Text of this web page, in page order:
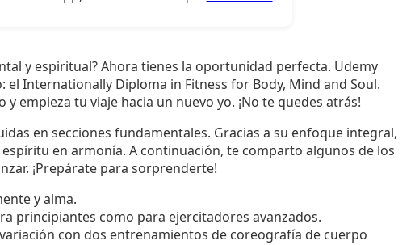
y espiritual? Ahora tienes la oportunidad perfecta. Udemy
Internationally Diploma in Fitness for Body, Mind and Soul.
empieza tu viaje hacia un nuevo yo. ¡No te quedes atrás!
en secciones fundamentales. Gracias a su enfoque integral,
en armonía. A continuación, te comparto algunos de los
¡Prepárate para sorprenderte!
y alma.
principiantes como para ejercitadores avanzados.
con dos entrenamientos de coreografía de cuerpo